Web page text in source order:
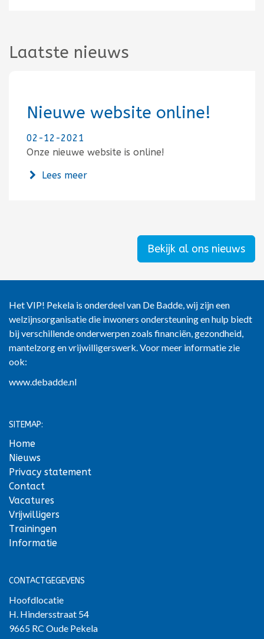
Laatste nieuws
Nieuwe website online!
02-12-2021
Onze nieuwe website is online!
Lees meerover Nieuwe website online!
Bekijk al ons nieuws
Het VIP! Pekela is onderdeel van De Badde, wij zijn een
welzijnsorganisatie die inwoners ondersteuning en hulp biedt
bij verschillende onderwerpen zoals financiën, gezondheid,
mantelzorg en vrijwilligerswerk. Voor meer informatie zie
ook:
www.debadde.nl
SITEMAP:
Home
Nieuws
Privacy statement
Contact
Vacatures
Vrijwilligers
Trainingen
Informatie
CONTACTGEGEVENS
Hoofdlocatie
H. Hindersstraat 54
9665 RC Oude Pekela